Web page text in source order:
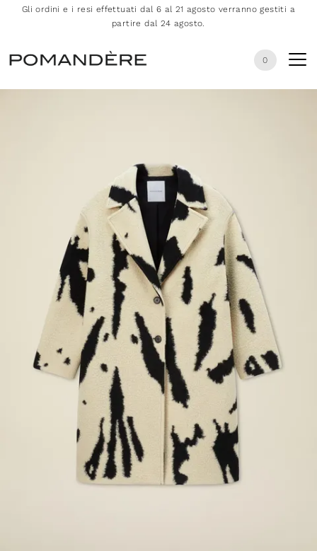
Gli ordini e i resi effettuati dal 6 al 21 agosto verranno gestiti a
partire dal 24 agosto.
0